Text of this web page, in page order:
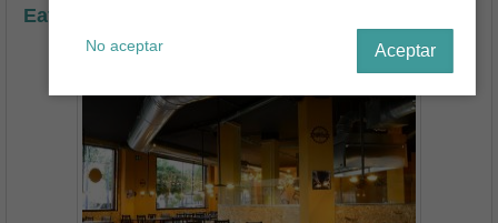
Eat the Wolrd Restaurant
No aceptar Aceptar